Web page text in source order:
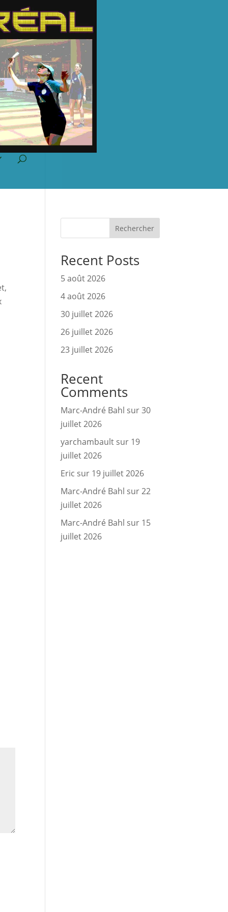
Rechercher
Recent Posts
5 août 2026
4 août 2026
30 juillet 2026
26 juillet 2026
23 juillet 2026
Recent
Comments
Marc-André Bahl sur30
juillet 2026
yarchambault sur 19
juillet 2026
Eric sur 19 juillet 2026
Marc-André Bahl sur22
juillet 2026
Marc-André Bahl sur 15
juillet 2026